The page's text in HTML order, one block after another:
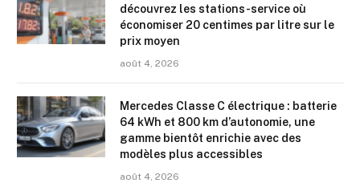
découvrez les stations-service où
économiser 20 centimes par litre sur le
prix moyen
août 4, 2026
Mercedes Classe C électrique : batterie
64 kWh et 800 km d’autonomie, une
gamme bientôt enrichie avec des
modèles plus accessibles
août 4, 2026